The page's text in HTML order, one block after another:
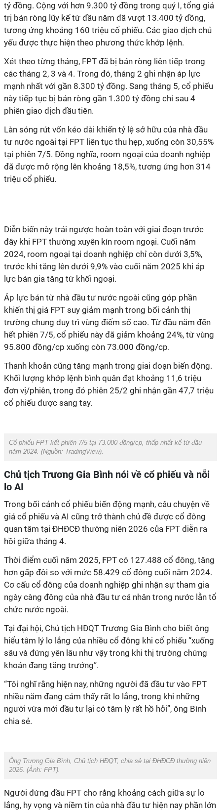
tỷ đồng. Cộng với hơn 9.300 tỷ đồng trong quý I, tổng giá
trị bán ròng lũy kế từ đầu năm đã vượt 13.400 tỷ đồng,
tương ứng khoảng 160 triệu cổ phiếu. Các giao dịch chủ
yếu được thực hiện theo phương thức khớp lệnh.
Xét theo từng tháng, FPT đã bị bán ròng liên tiếp trong
các tháng 2, 3 và 4. Trong đó, tháng 2 ghi nhận áp lực
mạnh nhất với gần 8.300 tỷ đồng. Sang tháng 5, cổ phiếu
này tiếp tục bị bán ròng gần 1.300 tỷ đồng chỉ sau 4
phiên giao dịch đầu tiên.
Làn sóng rút vốn kéo dài khiến tỷ lệ sở hữu của nhà đầu
tư nước ngoài tại FPT liên tục thu hẹp, xuống còn 30,55%
tại phiên 7/5. Đồng nghĩa, room ngoại của doanh nghiệp
đã được mở rộng lên khoảng 18,5%, tương ứng hơn 314
triệu cổ phiếu.
Diễn biến này trái ngược hoàn toàn với giai đoạn trước
đây khi FPT thường xuyên kín room ngoại. Cuối năm
2024, room ngoại tại doanh nghiệp chỉ còn dưới 3,5%,
trước khi tăng lên dưới 9,9% vào cuối năm 2025 khi áp
lực bán gia tăng từ khối ngoại.
Áp lực bán từ nhà đầu tư nước ngoài cũng góp phần
khiến thị giá FPT suy giảm mạnh trong bối cảnh thị
trường chung duy trì vùng điểm số cao. Từ đầu năm đến
hết phiên 7/5, cổ phiếu này đã giảm khoảng 24%, từ vùng
95.800 đồng/cp xuống còn 73.000 đồng/cp.
Thanh khoản cũng tăng mạnh trong giai đoạn biến động.
Khối lượng khớp lệnh bình quân đạt khoảng 11,6 triệu
đơn vị/phiên, trong đó phiên 25/2 ghi nhận gần 47,7 triệu
cổ phiếu được sang tay.
Cổ phiếu FPT kết phiên 7/5 tại 73.000 đồng/cp, thấp nhất kể từ đầu
năm 2024. (Nguồn: TradingView).
Chủ tịch Trương Gia Bình nói về cổ phiếu và nỗi
lo AI
Trong bối cảnh cổ phiếu biến động mạnh, câu chuyện về
giá cổ phiếu và AI cũng trở thành chủ đề được cổ đông
quan tâm tại ĐHĐCĐ thường niên 2026 của FPT diễn ra
hồi giữa tháng 4.
Thời điểm cuối năm 2025, FPT có 127.488 cổ đông, tăng
hơn gấp đôi so với mức 58.429 cổ đông cuối năm 2024.
Cơ cấu cổ đông của doanh nghiệp ghi nhận sự tham gia
ngày càng đông của nhà đầu tư cá nhân trong nước lẫn tổ
chức nước ngoài.
Tại đại hội, Chủ tịch HĐQT Trương Gia Bình cho biết ông
hiểu tâm lý lo lắng của nhiều cổ đông khi cổ phiếu “xuống
sâu và đứng yên lâu như vậy trong khi thị trường chứng
khoán đang tăng trưởng”.
“Tôi nghĩ rằng hiện nay, những người đã đầu tư vào FPT
nhiều năm đang cảm thấy rất lo lắng, trong khi những
người vừa mới đầu tư lại có tâm lý rất hồ hởi”, ông Bình
chia sẻ.
Ông Trương Gia Bình, Chủ tịch HĐQT, chia sẻ tại ĐHĐCĐ thường niên
2026. (Ảnh: FPT).
Người đứng đầu FPT cho rằng khoảng cách giữa sự lo
lắng, hy vọng và niềm tin của nhà đầu tư hiện nay phần lớn